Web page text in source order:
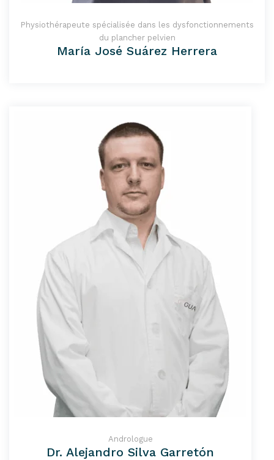
Physiothérapeute spécialisée dans les dysfonctionnements
du plancher pelvien
María José Suárez Herrera
Andrologue
Dr. Alejandro Silva Garretón